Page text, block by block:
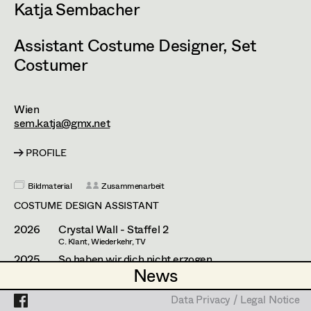
News
News
Projects
Data Privacy / Legal Notice
Lea Haselrieder
Elisabeth Heinisch
Anna Hoss
Ruth Kubyk
Eveline Leichtfried
Helga Lohninger
Marlies Mayringer
Lena Parusel
Martin Schwarzbach
Katja Sembacher
Katja Sembacher
Assistant Costume Designer, Set
Costumer
Wien
sem.katja@gmx.net
PROFILE
Bildmaterial Zusammenarbeit
COSTUME DESIGN ASSISTANT
2026 Crystal Wall - Staffel 2
C. Klant, Wiederkehr, TV
2025 So haben wir dich nicht erzogen
(Kostümbildassistenz)
2025 Data Privacy / Legal Notice